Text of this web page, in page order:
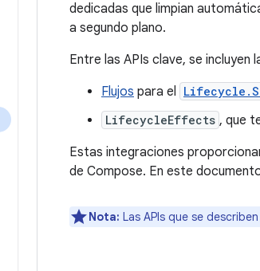
dedicadas que limpian
a segundo plano.
Entre las APIs clave, se incluyen
Flujos para el
LifecycleEffects , que
Estas integraciones
de Compose. En este
Nota: Las APIs que se